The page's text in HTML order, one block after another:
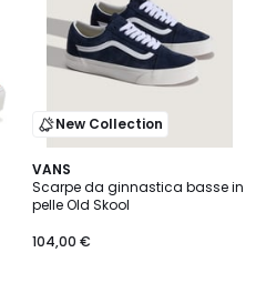
New Collection
VANS
Scarpe da ginnastica basse in
pelle Old Skool
104,00 €